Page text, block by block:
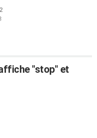
"stop" et